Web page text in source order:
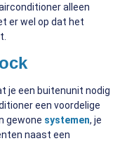
alleen
er wel op dat het
je een buitenunit nodig
een voordelige
gewone systemen, je
naast een